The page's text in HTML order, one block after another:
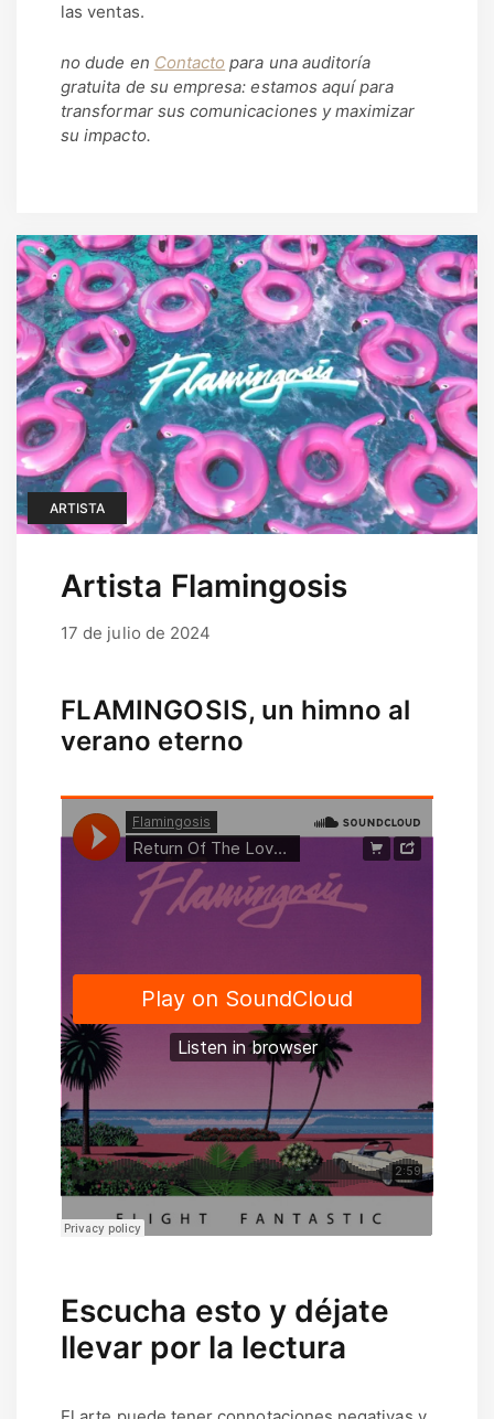
las ventas.
no dude en Contacto para una auditoría
gratuita de su empresa: estamos aquí para
transformar sus comunicaciones y maximizar
su impacto.
ARTISTA
Artista Flamingosis
17 de julio de 2024
FLAMINGOSIS, un himno al
verano eterno
Escucha esto y déjate
llevar por la lectura